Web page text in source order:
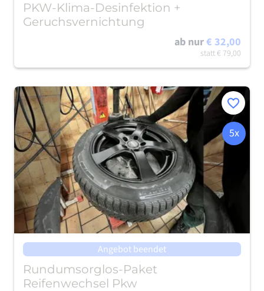
PKW-Klima-Desinfektion +
Geruchsvernichtung
ab nur€ 32,00
statt€ 79,00
Merken
5x
Angebot beendet
Rundumsorglos-Paket
Reifenwechsel Pkw